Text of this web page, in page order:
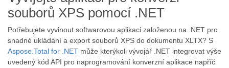
souborů XPS pomocí .NET
Potřebujete vyvinout softwarovou aplikaci založenou na .NET pro
snadné ukládání a export souborů XPS do dokumentu XLTX? S
Aspose.Total for .NET může kterýkoli vývojář .NET integrovat výše
uvedený kód API pro naprogramování konverzní aplikace napříč